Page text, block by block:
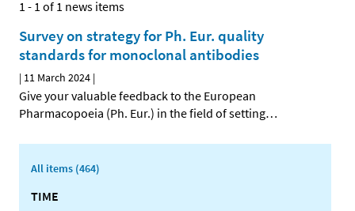
1 - 1 of 1 news items
Survey on strategy for Ph. Eur. quality
standards for monoclonal antibodies
| 11 March 2024 |
Give your valuable feedback to the European
Pharmacopoeia (Ph. Eur.) in the field of setting…
All items (464)
TIME